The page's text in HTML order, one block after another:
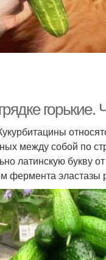
между собой по
латинскую букву
фермента